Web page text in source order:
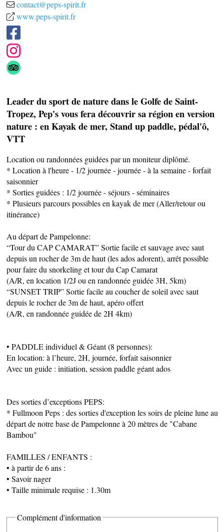
CÔTÉ NATURE
SAVEURS LOCALES
SERVICES PUBLICS
contact@peps-spirit.fr
www.peps-spirit.fr
Leader du sport de nature dans le Golfe de Saint-
Tropez, Pep's vous fera découvrir sa région en version
nature : en Kayak de mer, Stand up paddle, pédal'ô,
VTT
Location ou randonnées guidées par un moniteur diplômé.
* Location à l'heure - 1/2 journée - journée - à la semaine - forfait
saisonnier
* Sorties guidées : 1/2 journée - séjours - séminaires
* Plusieurs parcours possibles en kayak de mer (Aller/retour ou
itinérance)
Au départ de Pampelonne:
“Tour du CAP CAMARAT” Sortie facile et sauvage avec saut
depuis un rocher de 3m de haut (les ados adorent), arrêt possible
pour faire du snorkeling et tour du Cap Camarat
(A/R, en location 1/2J ou en randonnée guidée 3H, 5km)
“SUNSET TRIP” Sortie facile au coucher de soleil avec saut
depuis le rocher de 3m de haut, apéro offert
(A/R, en randonnée guidée de 2H 4km)
• PADDLE individuel & Géant (8 personnes):
En location: à l’heure, 2H, journée, forfait saisonnier
Avec un guide : initiation, session paddle géant ados
Des sorties d’exceptions PEPS:
* Fullmoon Peps : des sorties d'exception les soirs de pleine lune au
départ de notre base de Pampelonne à 20 mètres de "Cabane
Bambou"
FAMILLES / ENFANTS :
• à partir de 6 ans :
• Savoir nager
• Taille minimale requise : 1.30m
Complément d'information